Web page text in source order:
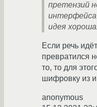
претензий
интерфейса
идея
Если речь
превратился
то, то для
шифровку из
anonymous